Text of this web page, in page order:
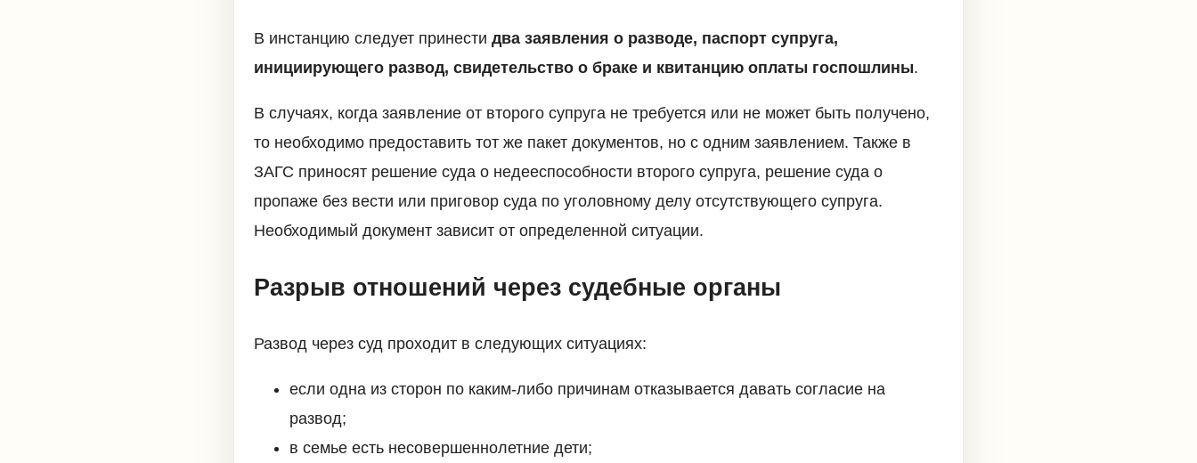
В инстанцию следует принести два заявления о разводе, паспорт супруга,
инициирующего развод, свидетельство о браке и квитанцию оплаты госпошлины.
В случаях, когда заявление от второго супруга не требуется или не может быть получено,
то необходимо предоставить тот же пакет документов, но с одним заявлением. Также в
ЗАГС приносят решение суда о недееспособности второго супруга, решение суда о
пропаже без вести или приговор суда по уголовному делу отсутствующего супруга.
Необходимый документ зависит от определенной ситуации.
Разрыв отношений через судебные органы
Развод через суд проходит в следующих ситуациях:
если одна из сторон по каким-либо причинам отказывается давать согласие на
развод;
в семье есть несовершеннолетние дети;